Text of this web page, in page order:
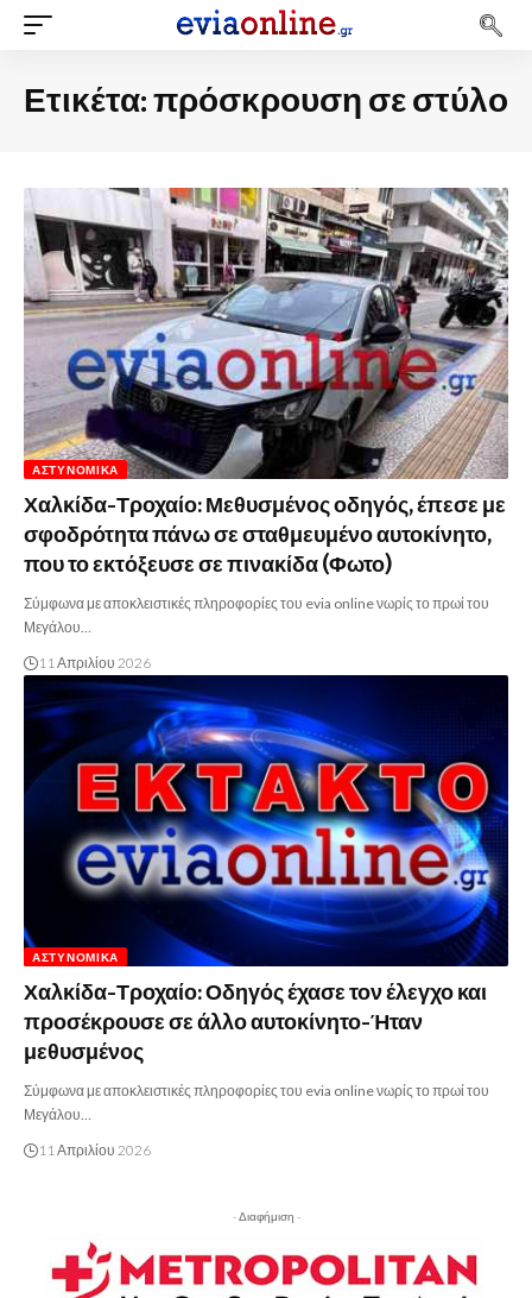
Ετικέτα:πρόσκρουση σε στύλο
ΑΣΤΥΝΟΜΙΚΆ
Χαλκίδα-Τροχαίο: Μεθυσμένος οδηγός, έπεσε με
σφοδρότητα πάνω σε σταθμευμένο αυτοκίνητο,
που το εκτόξευσε σε πινακίδα (Φωτο)
Σύμφωνα με αποκλειστικές πληροφορίες του evia online νωρίς το πρωί του
Μεγάλου…
11 Απριλίου 2026
ΑΣΤΥΝΟΜΙΚΆ
Χαλκίδα-Τροχαίο: Οδηγός έχασε τον έλεγχο και
προσέκρουσε σε άλλο αυτοκίνητο-Ήταν
μεθυσμένος
Σύμφωνα με αποκλειστικές πληροφορίες του evia online νωρίς το πρωί του
Μεγάλου…
11 Απριλίου 2026
- Διαφήμιση -